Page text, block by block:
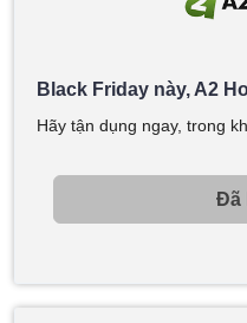
Black Friday này, A2
Hãy tận dụng ngay, trong
Đã